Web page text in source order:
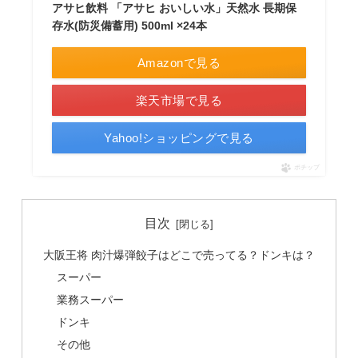
アサヒ飲料 「アサヒ おいしい水」天然水 長期保
存水(防災備蓄用) 500ml ×24本
Amazonで見る
楽天市場で見る
Yahoo!ショッピングで見る
ポチップ
目次
大阪王将 肉汁爆弾餃子はどこで売ってる？ドンキは？
スーパー
業務スーパー
ドンキ
その他